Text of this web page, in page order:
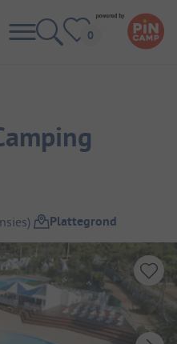
) Plattegrond